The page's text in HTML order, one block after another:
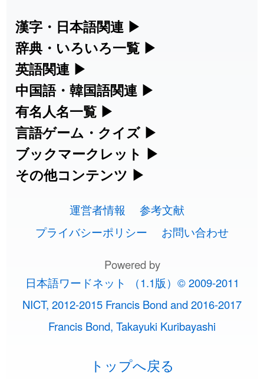
2026-08-06 「 」のイメージを追加しました
2026-08-06 「 元旦」のイメージを追加しました
2026-08-06 「
2026-08-06
2026-08-06 胆石」のイメージを追加しました
2026-08-06 「下取」のイメージを追加しました
2026-08-06 「無性 」のイメージを追加しました
2026-08-06 「黃」のイメージを追加しました
2026-08-06 「 」のイメージを追加しました User feedback
」のイメージを追加しました
2026-08-06 「翌朝 」のイメージを追加しました User feedback
漢字・日本語関連 ▶
漢字の読み方検索、手書き入力、書き順
練習など、日本語学習に役立つツールを
集めています。
人名漢字辞典 - 読み方検索
手書き漢字入力
漢字の書き方・書き順 書き取り練習
ひらがなの書き方・書き順
カタカナの書き方・書き順
スラングの意味・語源・例文・英語・
類語・反対語辞書
日本語の言葉比較
辞典・いろいろ一覧 ▶
部首・画数別の漢字一覧、熟語辞典、地
名・駅名検索など、各種リファレンスツ
ールです。
部首画数別漢字一覧
常用漢字一覧
画数別なまえ漢字一覧
名前イメージイラスト一覧
イメージ・印象から漢字や熟語を探す
画数別名前・地名一覧
○○から始まる、○○で終わる言葉一覧
英語関連 ▶
カタカナ語・略語の意味検索、発音記
号、リスニング練習など英語学習ツール
です。
カタカナ語の意味・発音・類語辞典
英語の発音記号一覧
英単語リスニングテスト
英語の意味・発音の違い
略語の正式名称・意味・発音辞典
中国語・韓国語関連 ▶
中国語のピンイン変換、韓国語の手書き
入力など、アジア言語学習ツールです。
手書き中国語入力 変換ツール
韓国語手書き入力
外国語翻訳ツール
有名人名一覧 ▶
海外セレブやスポーツ選手の名前の読み
方・発音を確認できます。
海外有名人の苗字・名前一覧と発音
プレミアリーグ選手名一覧
WEリーグ選手名一覧
東京オリンピック選手名一覧
東京パラリンピック選手名一覧
似ている有名人の名前検索
言語ゲーム・クイズ ▶
四字熟語パズルや漢字クイズなど、楽し
みながら学べるゲームです。
有名人名前読みクイズ（毎日更新）
四字熟語デイリー穴埋めクイズ（毎日
更新）
四字熟語パズルゲーム
漢字モンスターシューティング
ブックマークレット ▶
ブラウザに登録して、どのサイトからで
す。
漢字読み方検索ブックマークレット
英語・カタカナ語意味検索ブックマー
クレット
特殊文字・記号検索ブックマークレッ
その他コンテンツ ▶
その他の便利ツールです。
絵文字の意味と使い方
トレンドワード・イメージギャラリ
ー
手書き記号入力
特殊記号の読み方と意味
運営者情報
参考文献
プライバシーポリシー
お問い合わせ
Powered by
日本語ワードネット （1.1版）© 2009-2011
NICT, 2012-2015 Francis Bond and 2016-2017
Francis Bond, Takayuki Kuribayashi
トップへ戻る